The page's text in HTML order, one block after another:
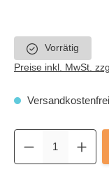
Vorrätig
Preise inkl. MwSt.
Versandkostenfrei